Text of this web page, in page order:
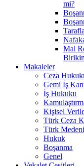
mi?
Mal
Makaleler
Ceza
Gemi İş
İş Hukuku
Kişisel
Türk Ceza
Türk
Hukuk
Boşanma
Genel